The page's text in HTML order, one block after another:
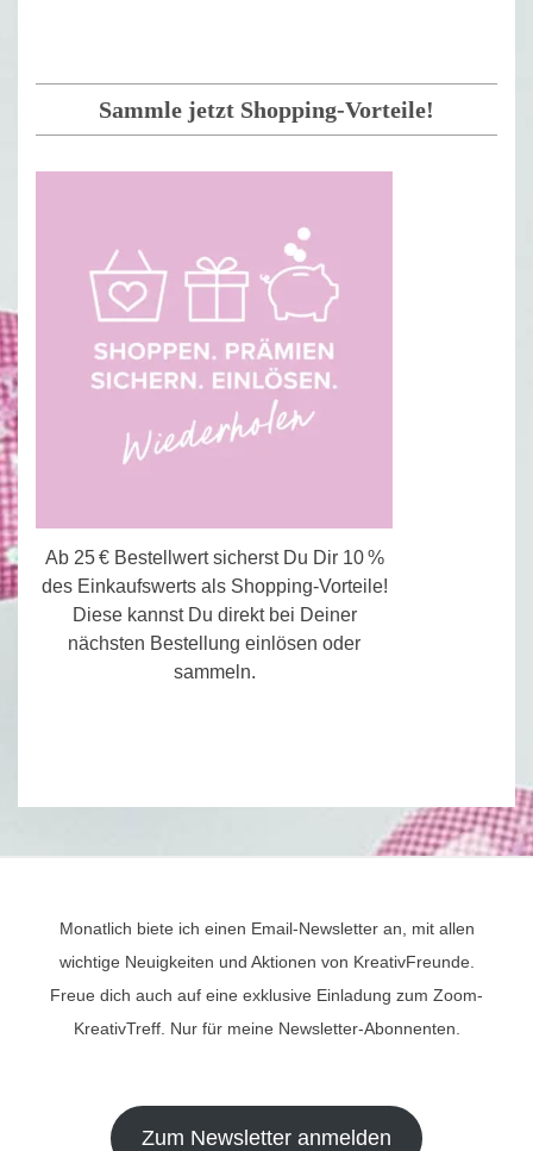
Sammle jetzt Shopping-Vorteile!
Ab 25 € Bestellwert sicherst Du Dir 10 %
des Einkaufswerts als Shopping-Vorteile!
Diese kannst Du direkt bei Deiner
nächsten Bestellung einlösen oder
sammeln.
Monatlich biete ich einen Email-Newsletter an, mit allen
wichtige Neuigkeiten und Aktionen von KreativFreunde.
Freue dich auch auf eine exklusive Einladung zum Zoom-
KreativTreff. Nur für meine Newsletter-Abonnenten.
Zum Newsletter anmelden